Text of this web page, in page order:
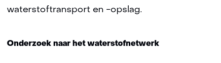
waterstoftransport en -opslag.
Onderzoek naar het waterstofnetwerk